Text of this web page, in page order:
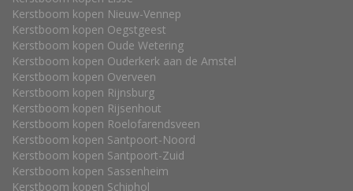
Kerstboom kopen Nieuw-Vennep
Kerstboom kopen Oegstgeest
Kerstboom kopen Oude Wetering
Kerstboom kopen Ouderkerk aan de Amstel
Kerstboom kopen Overveen
Kerstboom kopen Rijnsburg
Kerstboom kopen Rijsenhout
Kerstboom kopen Roelofarendsveen
Kerstboom kopen Santpoort-Noord
Kerstboom kopen Santpoort-Zuid
Kerstboom kopen Sassenheim
Kerstboom kopen Schiphol